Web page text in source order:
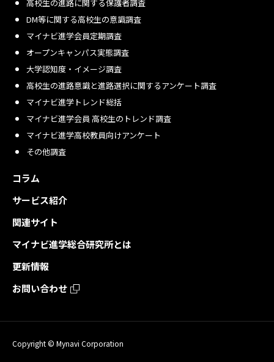
高校生の進路に関する保護者調査
DM等に関する高校生の意識調査
マイナビ進学会員定期調査
オープンキャンパス実態調査
大学認知度・イメージ調査
高校生の進路意識と進路選択に関するアンケート調査
マイナビ進学トレンド総括
マイナビ進学会員 高校生のトレンド調査
マイナビ進学高校教員向けアンケート
その他調査
コラム
サービス紹介
関連サイト
マイナビ進学総合研究所とは
更新情報
お問い合わせ
Copyright © Mynavi Corporation